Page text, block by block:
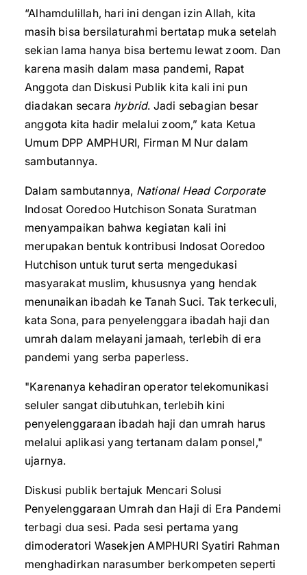
“Alhamdulillah, hari ini dengan izin Allah, kita
masih bisa bersilaturahmi bertatap muka setelah
sekian lama hanya bisa bertemu lewat zoom. Dan
karena masih dalam masa pandemi, Rapat
Anggota dan Diskusi Publik kita kali ini pun
diadakan secara hybrid. Jadi sebagian besar
anggota kita hadir melalui zoom,” kata Ketua
Umum DPP AMPHURI, Firman M Nur dalam
sambutannya.
Dalam sambutannya, National Head Corporate
Indosat Ooredoo Hutchison Sonata Suratman
menyampaikan bahwa kegiatan kali ini
merupakan bentuk kontribusi Indosat Ooredoo
Hutchison untuk turut serta mengedukasi
masyarakat muslim, khususnya yang hendak
menunaikan ibadah ke Tanah Suci. Tak terkeculi,
kata Sona, para penyelenggara ibadah haji dan
umrah dalam melayani jamaah, terlebih di era
pandemi yang serba paperless.
"Karenanya kehadiran operator telekomunikasi
seluler sangat dibutuhkan, terlebih kini
penyelenggaraan ibadah haji dan umrah harus
melalui aplikasi yang tertanam dalam ponsel,"
ujarnya.
Diskusi publik bertajuk Mencari Solusi
Penyelenggaraan Umrah dan Haji di Era Pandemi
terbagi dua sesi. Pada sesi pertama yang
dimoderatori Wasekjen AMPHURI Syatiri Rahman
menghadirkan narasumber berkompeten seperti